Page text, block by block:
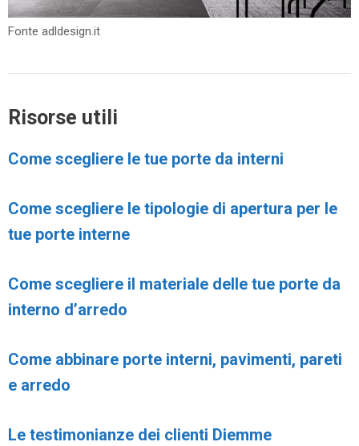
Fonte adldesign.it
Risorse utili
Come scegliere le tue porte da interni
Come scegliere le tipologie di apertura per le
tue porte interne
Come scegliere il materiale delle tue porte da
interno d’arredo
Come abbinare porte interni, pavimenti, pareti
e arredo
Le testimonianze dei clienti Diemme